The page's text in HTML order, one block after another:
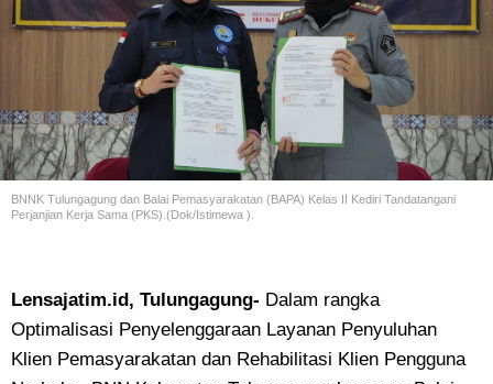
BNNK Tulungagung dan Balai Pemasyarakatan (BAPA) Kelas II Kediri Tandatangani
Perjanjian Kerja Sama (PKS).(Dok/Istimewa ).
Lensajatim.id, Tulungagung- Dalam rangka
Optimalisasi Penyelenggaraan Layanan Penyuluhan
Klien Pemasyarakatan dan Rehabilitasi Klien Pengguna